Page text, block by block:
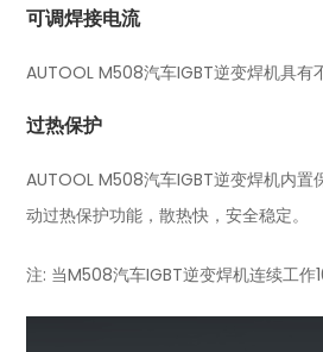
可调焊接电流
AUTOOL M508汽车IGBT逆变焊机具有
过热保护
AUTOOL M508汽车IGBT逆变焊机内
动过热保护功能，散热快，安全稳定。
注: 当M508汽车IGBT逆变焊机连续工作